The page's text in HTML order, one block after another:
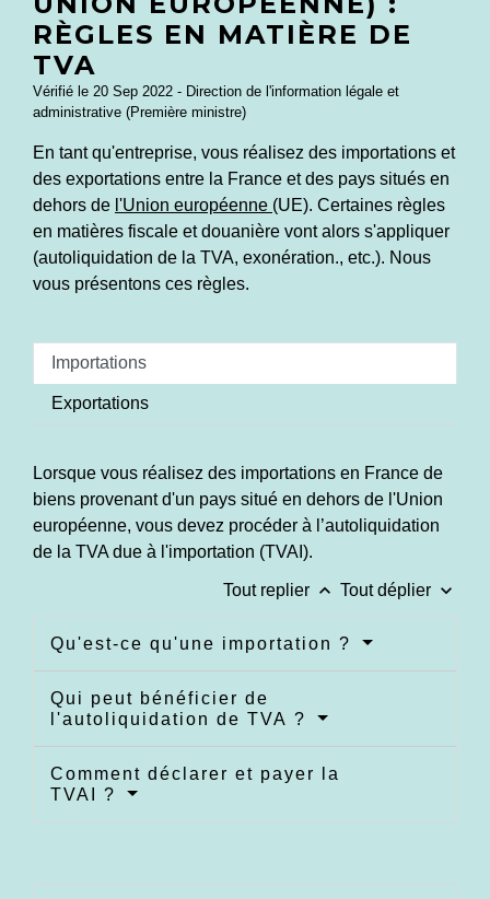
RÈGLES EN MATIÈRE DE
TVA
Vérifié le 20 Sep 2022 - Direction de l'information légale et
administrative (Première ministre)
En tant qu'entreprise, vous réalisez des importations et
des exportations entre la France et des pays situés en
dehors de l'Union européenne (UE). Certaines règles
en matières fiscale et douanière vont alors s'appliquer
(autoliquidation de la TVA, exonération., etc.). Nous
vous présentons ces règles.
Importations
Exportations
Lorsque vous réalisez des importations en France de
biens provenant d'un pays situé en dehors de l'Union
européenne, vous devez procéder à l’autoliquidation
de la TVA due à l'importation (TVAI).
Tout replier keyboard_arrow_up Tout déplier keyboard_arrow_down
Qu'est-ce qu'une importation ?
Qui peut bénéficier de
l'autoliquidation de TVA ?
Comment déclarer et payer la
TVAI ?